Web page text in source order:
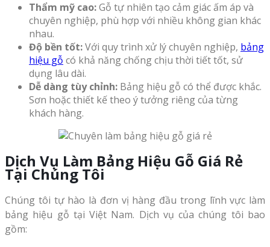
Thẩm mỹ cao:Gỗ tự nhiên tạo cảm giác ấm áp và
chuyên nghiệp, phù hợp với nhiều không gian khác
nhau.
Độ bền tốt:Với quy trình xử lý chuyên nghiệp, bảng
hiệu gỗ có khả năng chống chịu thời tiết tốt, sử
dụng lâu dài.
Dễ dàng tùy chỉnh: Bảng hiệu gỗ có thể được khắc.
Sơn hoặc thiết kế theo ý tưởng riêng của từng
khách hàng.
Dịch Vụ Làm Bảng Hiệu Gỗ Giá Rẻ
Tại Chúng Tôi
Chúng tôi tự hào là đơn vị hàng đầu trong lĩnh vực làm
bảng hiệu gỗ tại Việt Nam. Dịch vụ của chúng tôi bao
gồm: